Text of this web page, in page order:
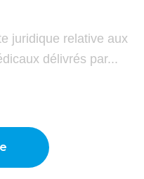
juridique relative aux
délivrés par...